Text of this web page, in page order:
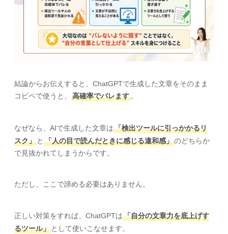
結論からお伝えすると、ChatGPTで生成した文章をそのまま
コピペで使うと、
高確率でバレます 。
なぜなら、AIで生成した文章は「検出ツールに引っかかるリ
スク」 と 「人の目で読んだときに感じる違和感」のどちらか
で見抜かれてしまうからです。
ただし、ここで諦める必要はありません。
正しい対策をすれば、ChatGPTは「自分の文章力を底上げす
るツール」 として使いこなせます。